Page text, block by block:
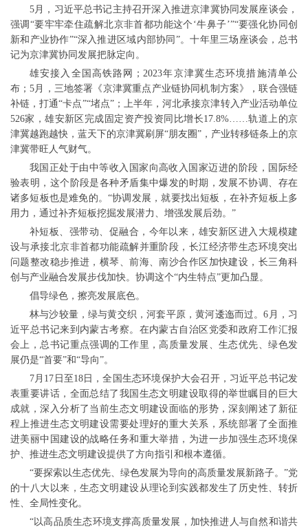
5月，习近平总书记主持召开深入推进京津冀协同发展座谈会，
强调“要牢牢牵住疏解北京非首都功能这个‘牛鼻子’”“要强化协同创
新和产业协作”“深入推进区域内部协同”。十年里三场座谈会，总书
记为京津冀协同发展把脉定向。
雄安接入全国高铁路网；2023年京津冀生态环境措施清单公
布；5月，三地签署《京津冀重点产业链协同机制方案》，联合强链
补链，打通“卡点”“堵点”；上半年，河北承接京津转入产业活动单位
526家，雄安新区完成固定资产投资同比增长17.8%……轨道上的京
津冀越跑越快，蓝天下的京津冀刷屏“朋友圈”，产业转移链条上的京
津冀带旺人气财气。
我国正处于由中等收入国家向高收入国家迈进的阶段，国际经
验表明，这个阶段是各种矛盾集中爆发的时期，发展不协调、存在
诸多短板也是难免的。“协调发展，就要找出短板，在补齐短板上多
用力，通过补齐短板挖掘发展潜力、增强发展后劲。”
补短板、强带动、促融合，今年以来，雄安新区进入大规模建
设与承接北京非首都功能疏解并重阶段，长江经济带生态环境突出
问题整改稳步推进，横琴、前海、南沙合作区加快建设，长三角科
创与产业融合发展步伐加快。协调这个“内生特点”更加凸显。
倡导绿色，擦亮发展底色。
林与沙较量，绿与黄交织，河套平原，黄河逶迤而过。6月，习
近平总书记来到内蒙古考察。在内蒙古自治区党委和政府工作汇报
会上，总书记重点强调的工作里，高质量发展、生态优先、绿色发
展仍是“首要”和“导向”。
7月17日至18日，全国生态环境保护大会召开，习近平总书记发
表重要讲话，全面总结了我国生态文明建设取得的举世瞩目的巨大
成就，深入分析了当前生态文明建设面临的形势，深刻阐述了新征
程上推进生态文明建设需要处理好的重大关系，系统部署了全面推
进美丽中国建设的战略任务和重大举措，为进一步加强生态环境保
护、推进生态文明建设提供了方向指引和根本遵循。
“要探索以生态优先、绿色发展为导向的高质量发展新路子。”党
的十八大以来，生态文明建设从理论到实践都发生了历史性、转折
性、全局性变化。
“以高品质生态环境支撑高质量发展，加快推进人与自然和谐共